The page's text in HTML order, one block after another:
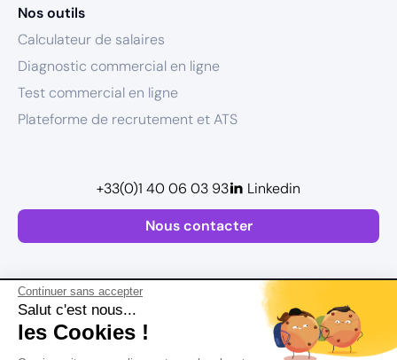
Continuer sans accepter
Salut c'est nous...
les Cookies !
Nos outils
Calculateur de salaires
Diagnostic commercial en ligne
Test commercial en ligne
Plateforme de recrutement et ATS
Nous contacter
+33(0)1 40 06 03 93 Linkedin